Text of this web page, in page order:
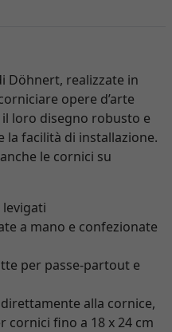
Döhnert, realizzate in
opere d’arte
loro disegno robusto e
la facilità di installazione.
le cornici su
a mano e confezionate
per passe-partout e
alla cornice,
cornici fino a 18 x 24 cm